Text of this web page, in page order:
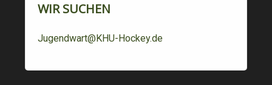
WIR SUCHEN
Jugendwart@KHU-Hockey.de